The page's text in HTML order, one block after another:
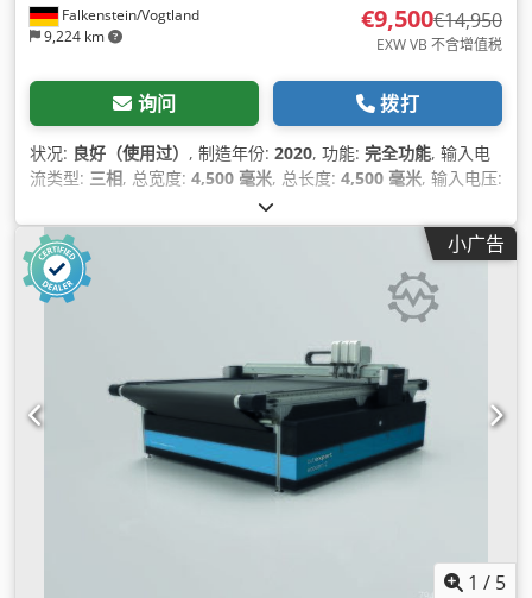
Falkenstein/Vogtland
9,224 km
€9,500€14,950
EXW VB 不含增值税
询问 拨打
状况: 良好（使用过） , 制造年份: 2020, 功能: 完全功能, 输入电
流类型: 三相, 总宽度: 4,500 毫米, 总长度: 4,500 毫米, 输入电压:
, 最大切割宽度:
小广告
1 / 5